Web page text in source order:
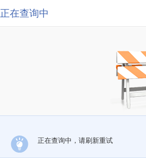
正在查询中
正在查询中，请刷新重试